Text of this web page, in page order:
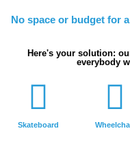
No space or budget for
Here's your solution:
everybody
Skateboard